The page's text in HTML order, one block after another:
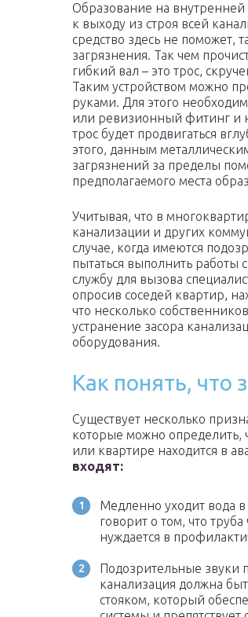
Образование на внутренней
к выходу из строя всей
средство здесь не поможет,
загрязнения. Так чем
гибкий вал – это трос,
Таким устройством можно
руками. Для этого
или ревизионный фитинг и
трос будет продвигаться
этого, данным
загрязнений за пределы
предполагаемого места
Учитывая, что в
канализации и других
случае, когда имеются
пытаться выполнить работы
службу для вызова
опросив соседей квартир,
что несколько
устранение засора
оборудования.
Как понять, что
Существует несколько
которые можно определить,
или квартире находится в
входят:
Медленно уходит вода
говорит о том, что
нуждается в
Подозрительные звуки
канализация должна
стояком, который